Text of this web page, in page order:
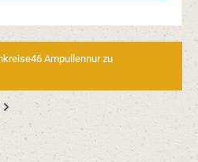
Ampullennur zu